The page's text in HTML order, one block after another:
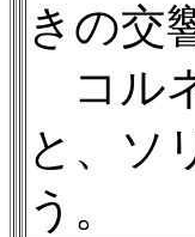
きの交
コル
と、ソ
う。